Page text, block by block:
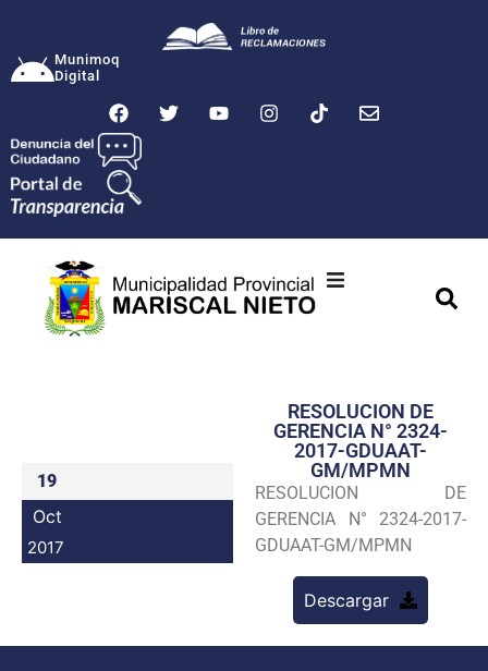
Munimoq
Digital
Transparencia
Seguridad
Programas
19
Oct
2017
RESOLUCION DE
GERENCIA N° 2324-
2017-GDUAAT-
GM/MPMN
RESOLUCION DE
GERENCIA N° 2324-2017-
GDUAAT-GM/MPMN
Descargar